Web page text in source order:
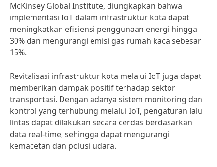
McKinsey Global Institute, diungkapkan bahwa
implementasi IoT dalam infrastruktur kota dapat
meningkatkan efisiensi penggunaan energi hingga
30% dan mengurangi emisi gas rumah kaca sebesar
15%.
Revitalisasi infrastruktur kota melalui IoT juga dapat
memberikan dampak positif terhadap sektor
transportasi. Dengan adanya sistem monitoring dan
kontrol yang terhubung melalui IoT, pengaturan lalu
lintas dapat dilakukan secara cerdas berdasarkan
data real-time, sehingga dapat mengurangi
kemacetan dan polusi udara.